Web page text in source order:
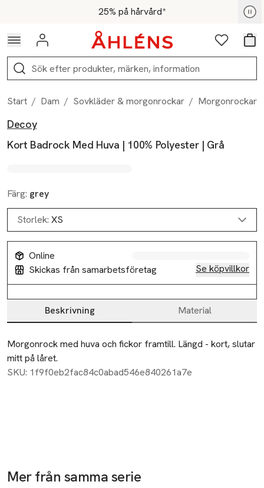
Hoppa till navigationsmenyn25% på hårvård*
För medlemmar - Shoppa nu
Logga in Favoriter
Sök
Start / Dam / Sovkläder & morgonrockar / Morgonrockar
Produktbilder
Hoppa över bildspelet
Decoy
Kort Badrock Med Huva | 100% Polyester | Grå
Färg: grey
Storlek: XS
Online
Skickas från samarbetsföretag
Se köpvillkor
Produktinformation
Beskrivning Material
Beskrivning
Morgonrock med huva och fickor framtill. Längd - kort, slutar
mitt på låret.
SKU: 1f9f0eb2fac84c0abad546e840261a7e
Mer från samma serie